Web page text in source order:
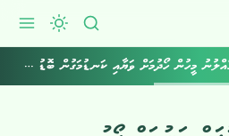
ދޯންޏެއް އަޑިއަށް ދިޔަ ހާދިސާގައި ގެއްލުނު މީހުން ހޯދުމަށް ވަޔާއި ކަނޑުމަގުން ބޮޑު ސަރަޙައްދެއް ބަލައިފި